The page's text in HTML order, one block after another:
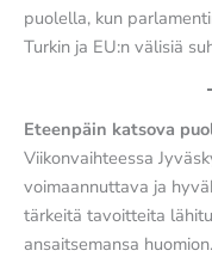
puolella, kun
Turkin ja EU:n välisiä
Eteenpäin katsova
Viikonvaihteessa
voimaannuttava ja
tärkeitä tavoitteita
ansaitsemansa huomion.